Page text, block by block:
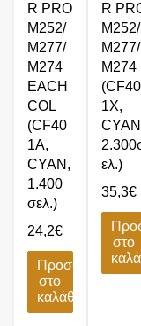
R PRO
M252/
M277/
M274
EACH
COL
(CF40
1A,
CYAN,
1.400
σελ.)
24,2€
Προσθήκη
στο
καλάθι
R
M252/
M277/
M274
(CF40
1X,
ελ.)
35,3€
στο